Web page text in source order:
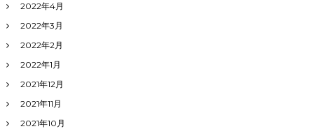
2022年4月
2022年3月
2022年2月
2022年1月
2021年12月
2021年11月
2021年10月